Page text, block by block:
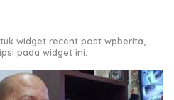
widget recent post wpberita,
pada widget ini.